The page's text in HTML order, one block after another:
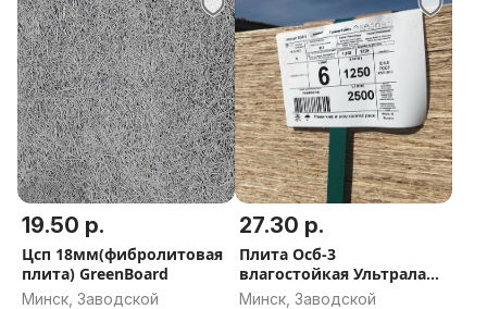
19.50 р.
Цсп 18мм(фибролитовая
плита) GreenBoard
Минск, Заводской
27.30 р.
Плита Осб-3
влагостойкая Ультралам
эко без формальдегида 6
Минск, Заводской